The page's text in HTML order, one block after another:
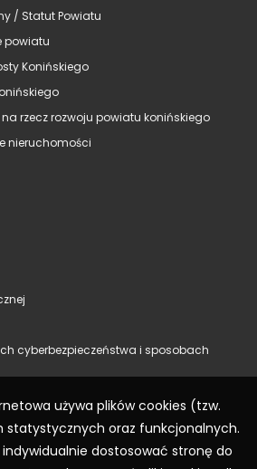
/ Statut Powiatu
powiatu
Konińskiego
rzecz rozwoju powiatu konińskiego
nieruchomości
cyberbezpieczeństwa i sposobach
używa plików cookies (tzw.
statystycznych oraz funkcjonalnych.
dostosować stronę do